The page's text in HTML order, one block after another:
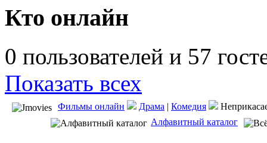
Кто онлайн
0 пользователей и 57
Показать всех
Фильмы онлайн Драма | Комедия
Алфавитный каталог